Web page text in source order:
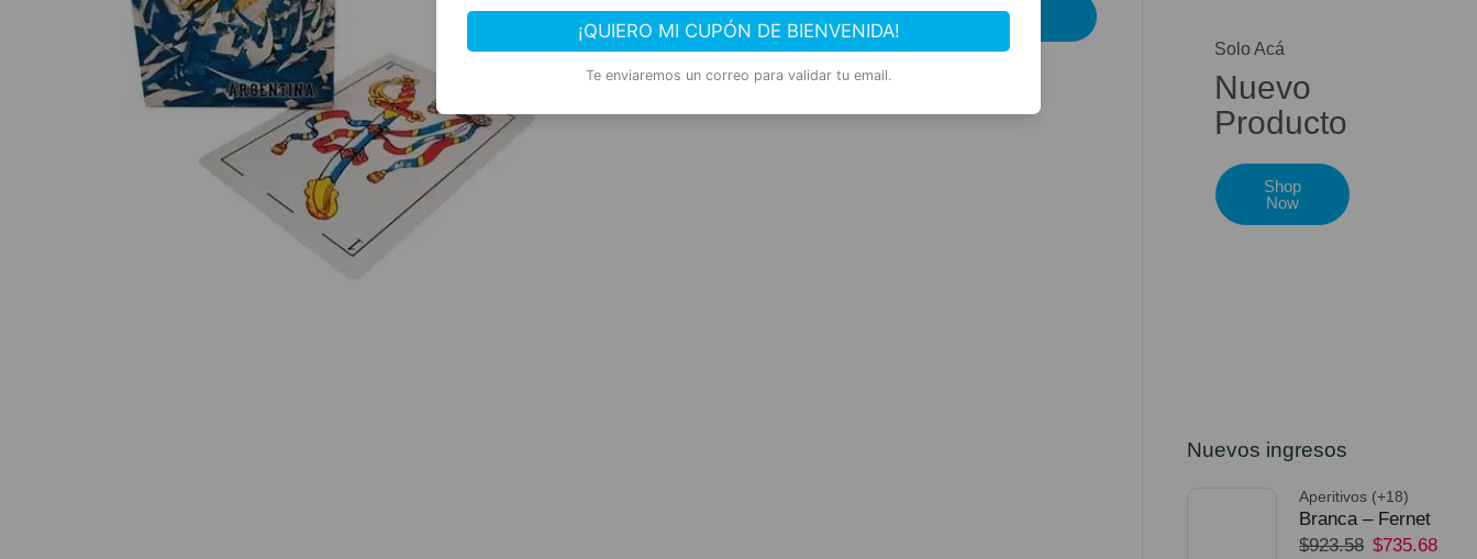
¡QUIERO MI CUPÓN DE BIENVENIDA!
Te enviaremos un correo para validar tu email.
Comprar Ahora
Solo Acá
Nuevo
Producto
Shop
Now
Nuevos ingresos
Aperitivos (+18)
Branca – Fernet
750ml – Pack 32
$923.58 $735.68